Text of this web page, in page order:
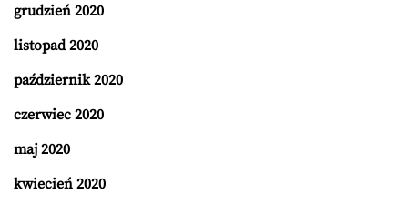
grudzień 2020
listopad 2020
październik 2020
czerwiec 2020
maj 2020
kwiecień 2020